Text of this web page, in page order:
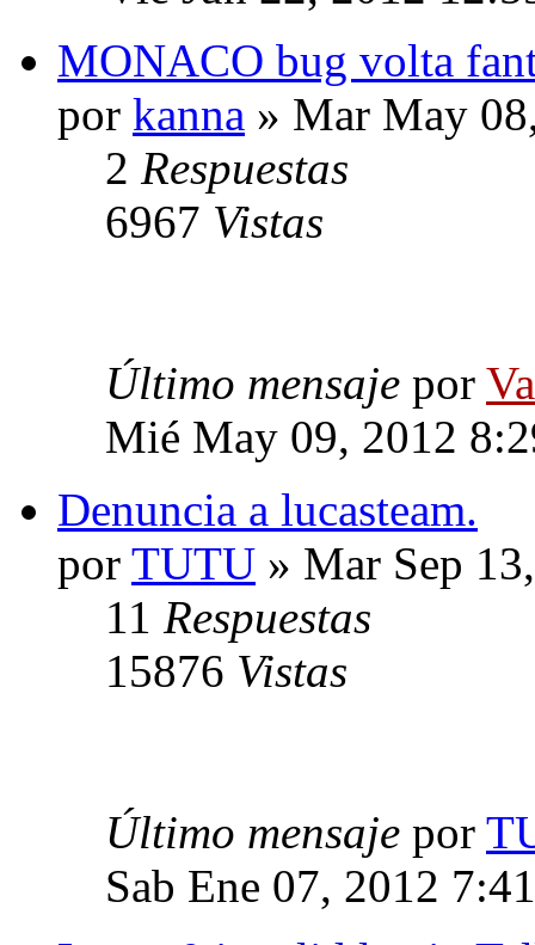
MONACO bug volta
por kanna » Mar May
2 Respuestas
6967 Vistas
Último mensaje por
Mié May 09, 2012
Denuncia a lucasteam.
por TUTU » Mar Sep
11 Respuestas
15876 Vistas
Último mensaje por
Sab Ene 07, 2012